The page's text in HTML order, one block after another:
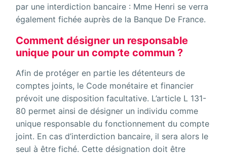
par une interdiction bancaire : Mme Henri se verra
également fichée auprès de la Banque De France.
Comment désigner un responsable
unique pour un compte commun ?
Afin de protéger en partie les détenteurs de
comptes joints, le Code monétaire et financier
prévoit une disposition facultative. L’article L 131-
80 permet ainsi de désigner un individu comme
unique responsable du fonctionnement du compte
joint. En cas d’interdiction bancaire, il sera alors le
seul à être fiché. Cette désignation doit être